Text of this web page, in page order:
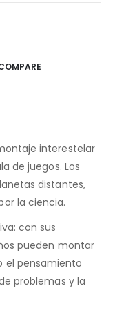
interestelar
de juegos. Los
distantes,
la ciencia.
con sus
pueden montar
el pensamiento
problemas y la